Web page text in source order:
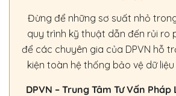
Đừng để những sơ suất nhỏ
quy trình kỹ thuật dẫn đến rủi ro
để các chuyên gia của DPVN hỗ
kiện toàn hệ thống bảo vệ dữ
DPVN – Trung Tâm Tư Vấn